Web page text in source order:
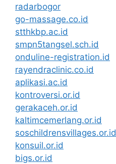
radarbogor
go-massage.co.id
stthkbp.ac.id
smpn5tangsel.sch.id
onduline-registration.id
rayendraclinic.co.id
aplikasi.ac.id
kontroversi.or.id
gerakaceh.or.id
kaltimcemerlang.or.id
soschildrensvillages.or.id
konsuil.or.id
bigs.or.id